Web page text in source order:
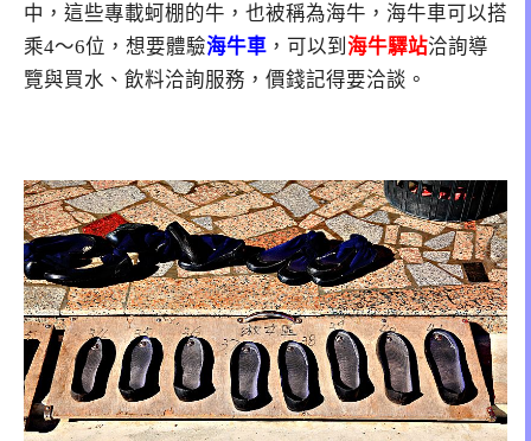
中，這些專載蚵棚的牛，也被稱為海牛，海牛車可以搭
乘4～6位，想要體驗海牛車 ，可以到 海牛驛站洽詢導
覽與買水、飲料洽詢服務，價錢記得要洽談。